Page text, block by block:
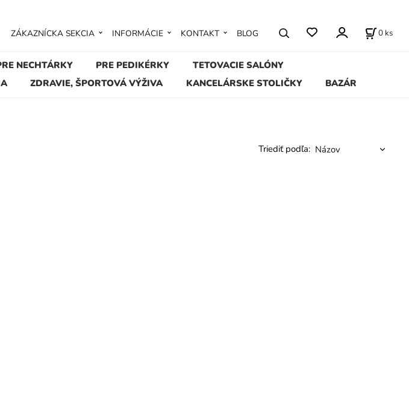
NECHTÁRKY PRE PEDIKÉRKY
TETOVACIE SALÓNY
ZDRAVIE, ŠPORTOVÁ VÝŽIVA KANCELÁRSKE STOLIČKY BAZÁR
ZÁKAZNÍCKA SEKCIA INFORMÁCIE KONTAKT BLOG 0 ks
Triediť podľa: